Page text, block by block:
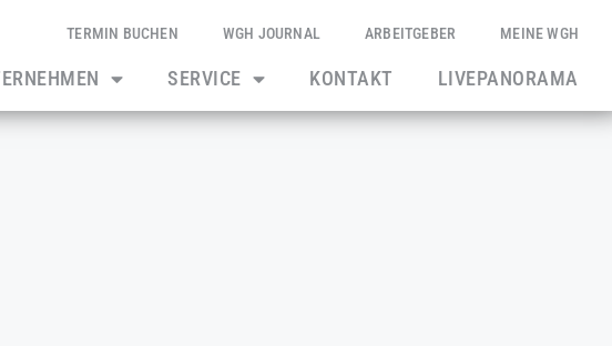
TERMIN BUCHEN WGH JOURNAL ARBEITGEBER MEINE WGH
SERVICE KONTAKT LIVEPANORAMA